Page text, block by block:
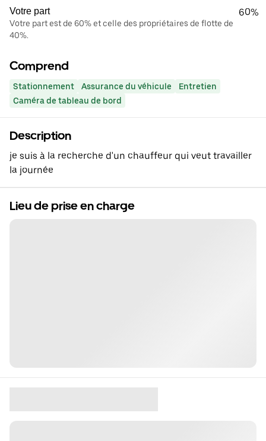
Votre part
Votre part est de 60% et celle des propriétaires de flotte de
40%.
60%
Comprend
Stationnement Assurance du véhicule
Entretien
Caméra de tableau de bord
Description
je suis à la recherche d'un chauffeur qui veut travailler
la journée
Lieu de prise en charge